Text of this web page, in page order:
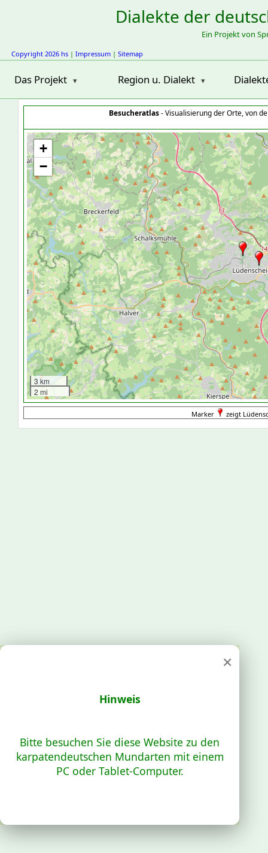
Dialekte der
Ein Projekt von
Copyright 2026 hs | Impressum | Sitemap
Das Projekt Region u. Dialekt
Besucheratlas- Visualisierung der Orte, von
+
−
3 km
2 mi
Marker zeigt
×
Hinweis
Bitte besuchen Sie diese Website zu den
karpatendeutschen Mundarten mit einem
PC oder Tablet-Computer.